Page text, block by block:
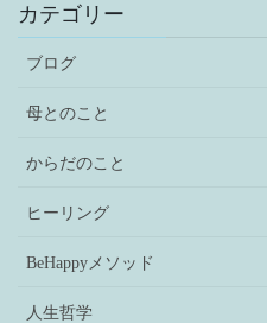
カテゴリー
ブログ
母とのこと
からだのこと
ヒーリング
BeHappyメソッド
人生哲学